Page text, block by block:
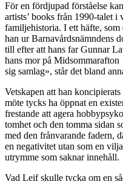
För en fördjupad förståelse
artists’ books från 1990-talet
familjehistoria. I ett häfte, som
han ur Barnavårdsnämndens
till efter att hans far Gunnar
hans mor på
sig samlag», står det bland
Vetskapen att han
möte tycks ha öppnat en
frestande att agera
tomhet och den tomma sidan
med den frånvarande fadern,
en negativitet utan som en
utrymme som saknar innehåll.
Vad Leif skulle tycka om en